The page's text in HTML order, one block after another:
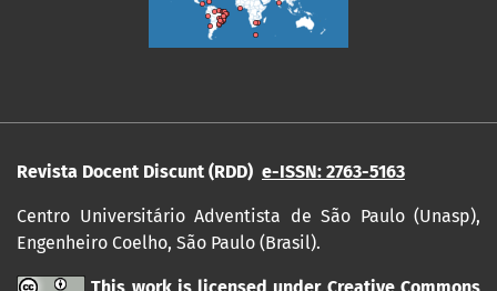
Revista Docent Discunt (RDD) e-ISSN: 2763-5163
Centro Universitário Adventista de São Paulo (Unasp),
Engenheiro Coelho, São Paulo (Brasil).
This work is licensed under Creative Commons